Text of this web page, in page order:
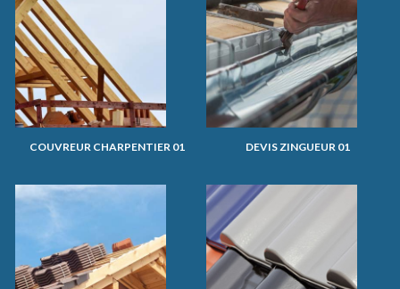
COUVREUR CHARPENTIER 01 DEVIS ZINGUEUR 01